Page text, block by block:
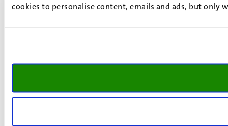
cookies to personalise content, emails and ads, but only